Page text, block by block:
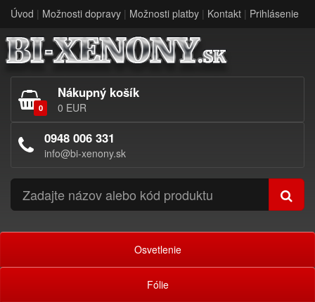
Úvod | Možnosti dopravy | Možnosti platby | Kontakt | Prihlásenie
0
Nákupný košík
0 EUR
0948 006 331
info@bi-xenony.sk
Osvetlenie
Fólie